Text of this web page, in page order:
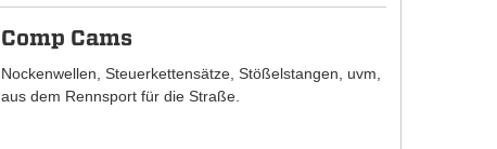
Comp Cams
Nockenwellen, Steuerkettensätze, Stößelstangen, uvm,
aus dem Rennsport für die Straße.